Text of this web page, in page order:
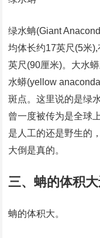
绿水蚺(Giant
均体长约17英尺(5米
英尺(90厘米)。大水
水蟒(yellow
斑点。这里说的是绿
曾一度被传为是全球
是人工的还是野生的
大倒是真的。
三、蚺的体积
蚺的体积大。